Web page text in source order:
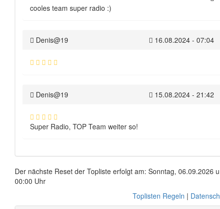
cooles team super radio :)
Denis@19 16.08.2024 - 07:04
Denis@19 15.08.2024 - 21:42
Super Radio, TOP Team weiter so!
Der nächste Reset der Topliste erfolgt am: Sonntag, 06.09.2026
00:00 Uhr
Toplisten Regeln |